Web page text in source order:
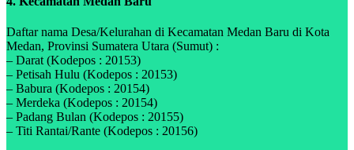
Daftar nama Desa/Kelurahan di Kecamatan Medan Baru di Kota
Medan, Provinsi Sumatera Utara (Sumut) :
– Darat (Kodepos : 20153)
– Petisah Hulu (Kodepos : 20153)
– Babura (Kodepos : 20154)
– Merdeka (Kodepos : 20154)
– Padang Bulan (Kodepos : 20155)
– Titi Rantai/Rante (Kodepos : 20156)